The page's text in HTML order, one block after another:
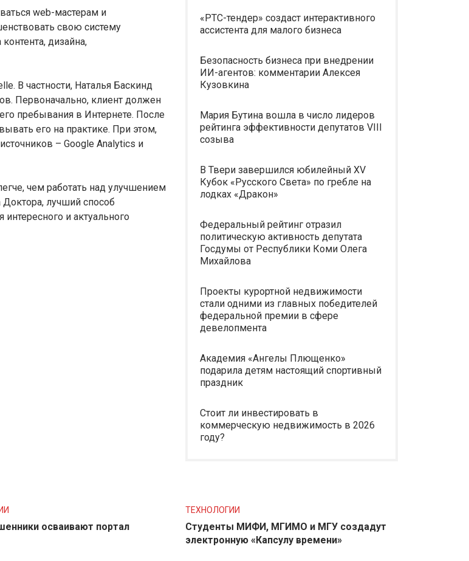
web-мастерам и
свою систему
дизайна,
В частности, Наталья Баскинд
Первоначально, клиент должен
пребывания в Интернете. После
его на практике. При этом,
– Google Analytics и
чем работать над улучшением
лучший способ
и актуального
«РТС-тендер» создаст интерактивного
ассистента для малого бизнеса
Безопасность бизнеса при внедрении
ИИ-агентов: комментарии Алексея
Кузовкина
Мария Бутина вошла в число лидеров
рейтинга эффективности депутатов VIII
созыва
В Твери завершился юбилейный XV
Кубок «Русского Света» по гребле на
лодках «Дракон»
Федеральный рейтинг отразил
политическую активность депутата
Госдумы от Республики Коми Олега
Михайлова
Проекты курортной недвижимости
стали одними из главных победителей
федеральной премии в сфере
девелопмента
Академия «Ангелы Плющенко»
подарила детям настоящий спортивный
праздник
Стоит ли инвестировать в
коммерческую недвижимость в 2026
году?
осваивают портал
ТЕХНОЛОГИИ
Студенты МИФИ, МГИМО и МГУ создадут
электронную «Капсулу времени»